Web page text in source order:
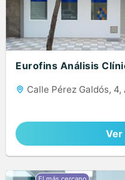
Eurofins Análisis
Calle Pérez Galdós,
Ver